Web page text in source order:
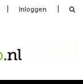
Inloggen